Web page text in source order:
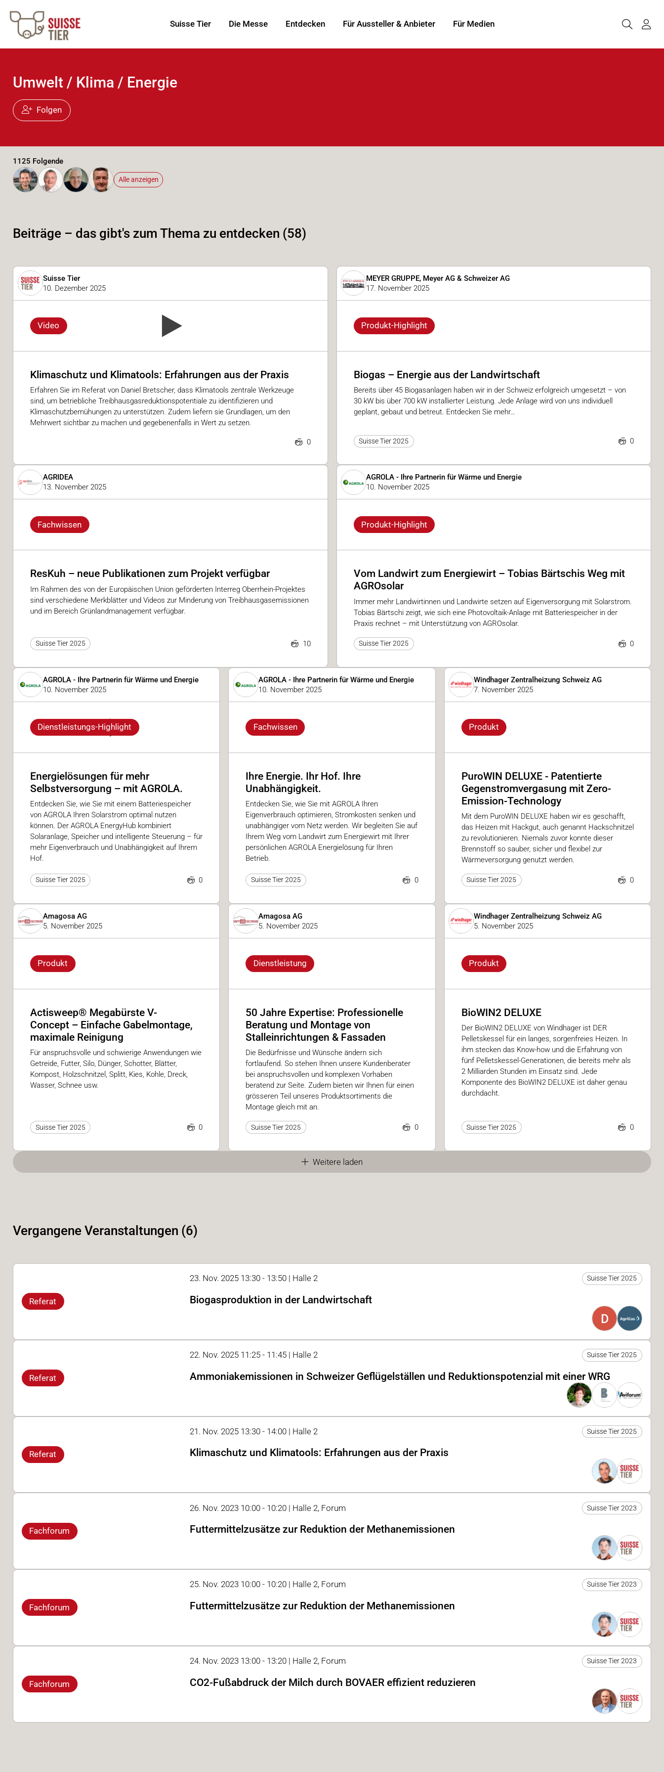
Suisse Tier Die Messe Entdecken Für Aussteller & Anbieter Für Medien
Umwelt / Klima / Energie
Folgen
1125 Folgende
Alle anzeigen
Beiträge – das gibt's zum Thema zu entdecken (58)
Suisse Tier
10. Dezember 2025
Video
Klimaschutz und Klimatools: Erfahrungen aus der Praxis
Erfahren Sie im Referat von Daniel Bretscher, dass Klimatools zentrale Werkzeuge
sind, um betriebliche Treibhausgasreduktionspotentiale zu identifizieren und
Klimaschutzbemühungen zu unterstützen. Zudem liefern sie Grundlagen, um den
Mehrwert sichtbar zu machen und gegebenenfalls in Wert zu setzen.
0
MEYER GRUPPE, Meyer AG & Schweizer AG
17. November 2025
Produkt-Highlight
Biogas – Energie aus der Landwirtschaft
Bereits über 45 Biogasanlagen haben wir in der Schweiz erfolgreich umgesetzt – von
30 kW bis über 700 kW installierter Leistung. Jede Anlage wird von uns individuell
geplant, gebaut und betreut. Entdecken Sie mehr…
Suisse Tier 2025 0
AGRIDEA
13. November 2025
Fachwissen
ResKuh – neue Publikationen zum Projekt verfügbar
Im Rahmen des von der Europäischen Union geförderten Interreg Oberrhein-Projektes
sind verschiedene Merkblätter und Videos zur Minderung von Treibhausgasemissionen
und im Bereich Grünlandmanagement verfügbar.
Suisse Tier 2025 10
AGROLA - Ihre Partnerin für Wärme und Energie
10. November 2025
Produkt-Highlight
Vom Landwirt zum Energiewirt – Tobias Bärtschis Weg mit
AGROsolar
Immer mehr Landwirtinnen und Landwirte setzen auf Eigenversorgung mit Solarstrom.
Tobias Bärtschi zeigt, wie sich eine Photovoltaik-Anlage mit Batteriespeicher in der
Praxis rechnet – mit Unterstützung von AGROsolar.
Suisse Tier 2025 0
AGROLA - Ihre Partnerin für Wärme und Energie
10. November 2025
Dienstleistungs-Highlight
Energielösungen für mehr
Selbstversorgung – mit AGROLA.
Entdecken Sie, wie Sie mit einem Batteriespeicher
von AGROLA Ihren Solarstrom optimal nutzen
können. Der AGROLA EnergyHub kombiniert
Solaranlage, Speicher und intelligente Steuerung – für
mehr Eigenverbrauch und Unabhängigkeit auf Ihrem
Hof.
Suisse Tier 2025 0
AGROLA - Ihre Partnerin für Wärme und Energie
10. November 2025
Fachwissen
Ihre Energie. Ihr Hof. Ihre
Unabhängigkeit.
Entdecken Sie, wie Sie mit AGROLA Ihren
Eigenverbrauch optimieren, Stromkosten senken und
unabhängiger vom Netz werden. Wir begleiten Sie auf
Ihrem Weg vom Landwirt zum Energiewirt mit Ihrer
persönlichen AGROLA Energielösung für Ihren
Betrieb.
Suisse Tier 2025 0
Windhager Zentralheizung Schweiz AG
7. November 2025
Produkt
PuroWIN DELUXE - Patentierte
Gegenstromvergasung mit Zero-
Emission-Technology
Mit dem PuroWIN DELUXE haben wir es geschafft,
das Heizen mit Hackgut, auch genannt Hackschnitzel
zu revolutionieren. Niemals zuvor konnte dieser
Brennstoff so sauber, sicher und flexibel zur
Wärmeversorgung genutzt werden.
Suisse Tier 2025 0
Amagosa AG
5. November 2025
Produkt
Actisweep® Megabürste V-
Concept – Einfache Gabelmontage,
maximale Reinigung
Für anspruchsvolle und schwierige Anwendungen wie
Getreide, Futter, Silo, Dünger, Schotter, Blätter,
Kompost, Holzschnitzel, Splitt, Kies, Kohle, Dreck,
Wasser, Schnee usw.
Suisse Tier 2025 0
Amagosa AG
5. November 2025
Dienstleistung
50 Jahre Expertise: Professionelle
Beratung und Montage von
Stalleinrichtungen & Fassaden
Die Bedürfnisse und Wünsche ändern sich
fortlaufend. So stehen Ihnen unsere Kundenberater
bei anspruchsvollen und komplexen Vorhaben
beratend zur Seite. Zudem bieten wir Ihnen für einen
grösseren Teil unseres Produktsortiments die
Montage gleich mit an.
Suisse Tier 2025 0
Windhager Zentralheizung Schweiz AG
5. November 2025
Produkt
BioWIN2 DELUXE
Der BioWIN2 DELUXE von Windhager ist DER
Pelletskessel für ein langes, sorgenfreies Heizen. In
ihm stecken das Know-how und die Erfahrung von
fünf Pelletskessel-Generationen, die bereits mehr als
2 Milliarden Stunden im Einsatz sind. Jede
Komponente des BioWIN2 DELUXE ist daher genau
durchdacht.
Suisse Tier 2025 0
Weitere laden
Vergangene Veranstaltungen (6)
Referat
23. Nov. 2025 13:30 - 13:50 | Halle 2 Suisse Tier 2025
Biogasproduktion in der Landwirtschaft
D
Referat
22. Nov. 2025 11:25 - 11:45 | Halle 2 Suisse Tier 2025
Ammoniakemissionen in Schweizer Geflügelställen und Reduktionspotenzial mit einer WRG
Referat
21. Nov. 2025 13:30 - 14:00 | Halle 2 Suisse Tier 2025
Klimaschutz und Klimatools: Erfahrungen aus der Praxis
Fachforum
26. Nov. 2023 10:00 - 10:20 | Halle 2, Forum Suisse Tier 2023
Futtermittelzusätze zur Reduktion der Methanemissionen
Fachforum
25. Nov. 2023 10:00 - 10:20 | Halle 2, Forum Suisse Tier 2023
Futtermittelzusätze zur Reduktion der Methanemissionen
Fachforum
24. Nov. 2023 13:00 - 13:20 | Halle 2, Forum Suisse Tier 2023
CO2-Fußabdruck der Milch durch BOVAER effizient reduzieren